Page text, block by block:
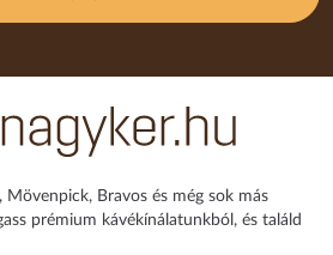
Mövenpick, Bravos és még sok más
prémium kávékínálatunkból, és találd